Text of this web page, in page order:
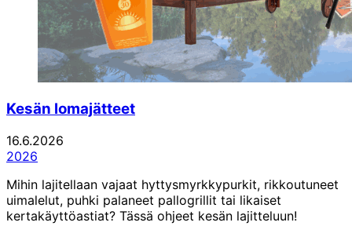
Kesän lomajätteet
16.6.2026
2026
Mihin lajitellaan vajaat hyttysmyrkkypurkit, rikkoutuneet
uimalelut, puhki palaneet pallogrillit tai likaiset
kertakäyttöastiat? Tässä ohjeet kesän lajitteluun!